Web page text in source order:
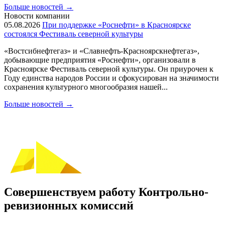
Больше новостей →
Новости компании
05.08.2026 При поддержке «Роснефти» в Красноярске
состоялся Фестиваль северной культуры
«Востсибнефтегаз» и «Славнефть-Красноярскнефтегаз»,
добывающие предприятия «Роснефти», организовали в
Красноярске Фестиваль северной культуры. Он приурочен к
Году единства народов России и сфокусирован на значимости
сохранения культурного многообразия нашей...
Больше новостей →
Совершенствуем работу Контрольно-
ревизионных комиссий